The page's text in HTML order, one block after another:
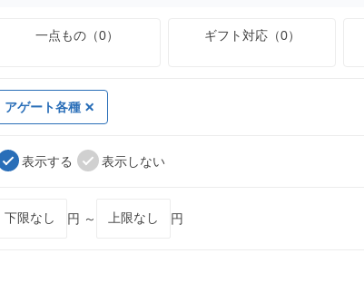
一点もの（0） ギフト対応（0）
アゲート各種
表示する 表示しない
円 ～ 円